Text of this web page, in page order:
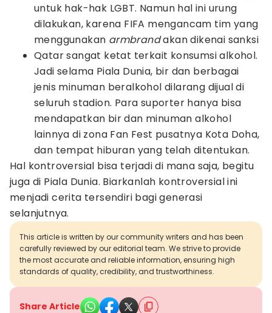
untuk hak-hak LGBT. Namun hal ini urung
dilakukan, karena FIFA mengancam tim yang
menggunakan armbrandakan dikenai sanksi
Qatar sangat ketat terkait konsumsi alkohol.
Jadi selama Piala Dunia, bir dan berbagai
jenis minuman beralkohol dilarang dijual di
seluruh stadion. Para suporter hanya bisa
mendapatkan bir dan minuman alkohol
lainnya di zona Fan Fest pusatnya Kota Doha,
dan tempat hiburan yang telah ditentukan.
Hal kontroversial bisa terjadi di mana saja, begitu
juga di Piala Dunia. Biarkanlah kontroversial ini
menjadi cerita tersendiri bagi generasi
selanjutnya.
This article is written by our community writers and has been
carefully reviewed by our editorial team. We strive to provide
the most accurate and reliable information, ensuring high
standards of quality, credibility, and trustworthiness.
Share Article